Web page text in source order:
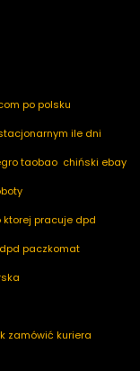
po polsku
ile dni
taobao chiński ebay
ktorej pracuje dpd
dpd paczkomat
zamówić kuriera